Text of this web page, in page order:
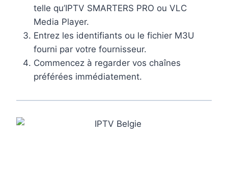
telle qu’IPTV SMARTERS PRO ou VLC
Media Player.
Entrez les identifiants ou le fichier M3U
fourni par votre fournisseur.
Commencez à regarder vos chaînes
préférées immédiatement.